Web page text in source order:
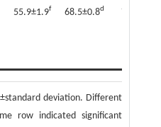
55.9±1.9f 68.5±0.8d 71.4±0.9
deviation. Different
row indicated significant